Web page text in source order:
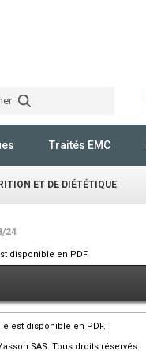
Traités EMC
ET DE DIÉTÉTIQUE
24
disponible en PDF.
est disponible en PDF.
SAS. Tous droits réservés.